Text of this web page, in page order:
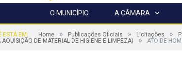
O MUNICÍPIO A CÂMARA
ESTÁ EM: Home » Publicações Oficiais » Licitações »
AQUISIÇÃO DE MATERIAL DE HIGIENE E LIMPEZA)
» ATO DE